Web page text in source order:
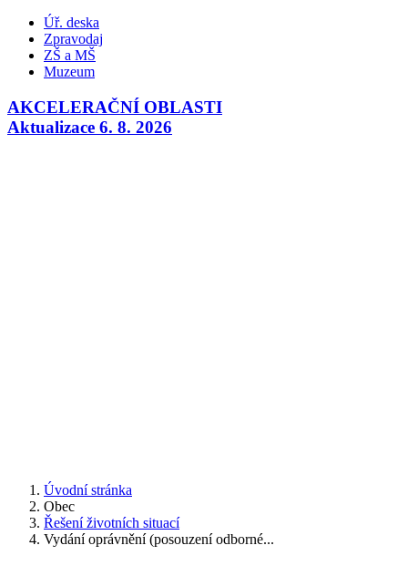
Úř. deska
Zpravodaj
ZŠ a MŠ
Muzeum
AKCELERAČNÍ OBLASTI
Aktualizace 6. 8. 2026
Úvodní stránka
Obec
Řešení životních situací
Vydání oprávnění (posouzení odborné...